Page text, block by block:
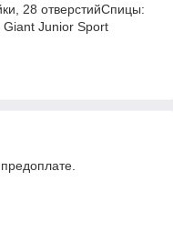
28 отверстийСпицы:
Junior Sport